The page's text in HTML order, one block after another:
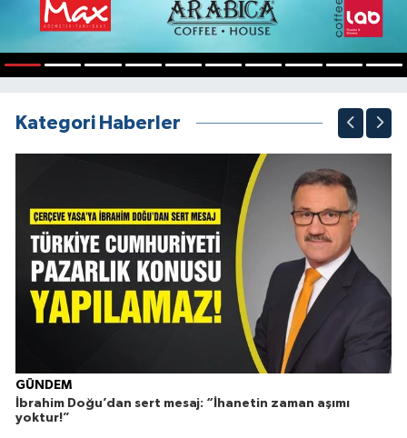
Kategori Haberler
GÜNDEM
İbrahim Doğu’dan sert mesaj: “İhanetin zaman aşımı
yoktur!”